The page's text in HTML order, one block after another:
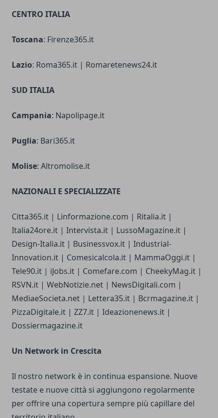
CENTRO ITALIA
Toscana: Firenze365.it
Lazio: Roma365.it | Romaretenews24.it
SUD ITALIA
Campania: Napolipage.it
Puglia: Bari365.it
Molise: Altromolise.it
NAZIONALI E SPECIALIZZATE
Citta365.it | Linformazione.com | Ritalia.it |
Italia24ore.it | Intervista.it | LussoMagazine.it |
Design-Italia.it | Businessvox.it | Industrial-
Innovation.it | Comesicalcola.it | MammaOggi.it |
Tele90.it | iJobs.it | Comefare.com | CheekyMag.it |
RSVN.it | WebNotizie.net | NewsDigitali.com |
MediaeSocieta.net | Lettera35.it | Bcrmagazine.it |
PizzaDigitale.it | ZZ7.it | Ideazionenews.it |
Dossiermagazine.it
Un Network in Crescita
Il nostro network è in continua espansione. Nuove
testate e nuove città si aggiungono regolarmente
per offrire una copertura sempre più capillare del